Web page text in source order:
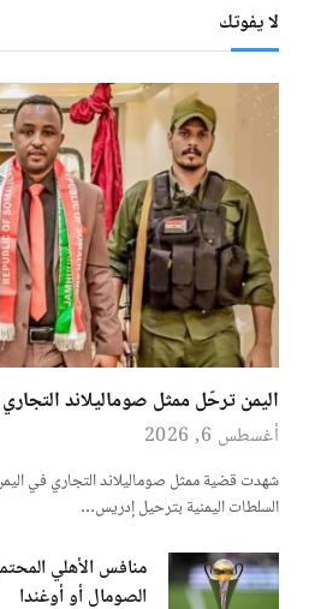
لا يفوتك
اليمن ترحّل ممثل صوماليلاند
أغسطس 6, 2026
شهدت قضية ممثل صوماليلاند التجاري في
السلطات اليمنية بترحيل إدريس…
منافس الأهلي
الصومال أو أوغندا